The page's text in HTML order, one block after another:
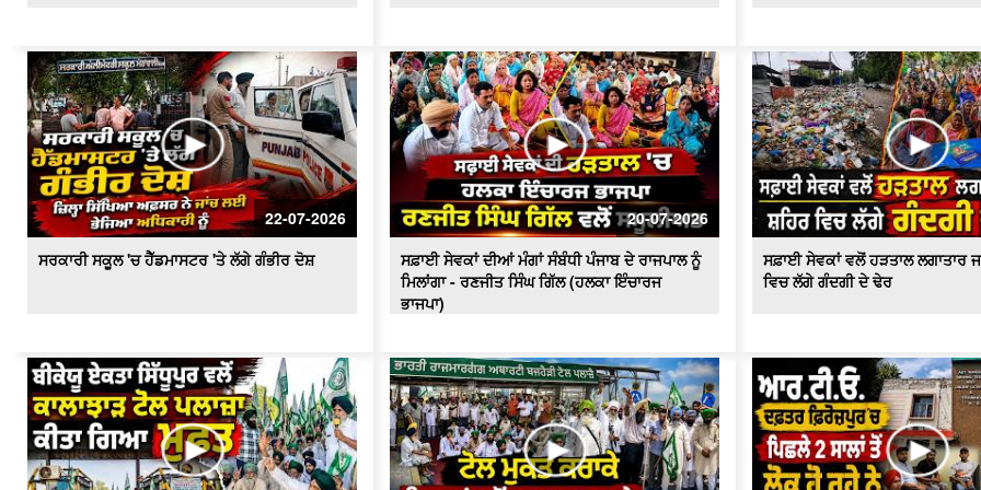
22-07-2026
ਸਰਕਾਰੀ ਸਕੂਲ 'ਚ ਹੈੱਡਮਾਸਟਰ 'ਤੇ ਲੱਗੇ ਗੰਭੀਰ ਦੋਸ਼
20-07-2026
ਸਫ਼ਾਈ ਸੇਵਕਾਂ ਦੀਆਂ ਮੰਗਾਂ ਸੰਬੰਧੀ ਪੰਜਾਬ ਦੇ ਰਾਜਪਾਲ ਨੂੰ
ਮਿਲਾਂਗਾ - ਰਣਜੀਤ ਸਿੰਘ ਗਿੱਲ (ਹਲਕਾ ਇੰਚਾਰਜ
ਭਾਜਪਾ)
ਸਫ਼ਾਈ ਸੇਵਕਾਂ ਵਲੋਂ ਹੜਤਾਲ ਲਗਾਤਾਰ
ਵਿਚ ਲੱਗੇ ਗੰਦਗੀ ਦੇ ਢੇਰ